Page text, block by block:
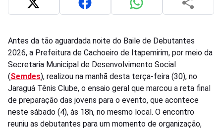
Antes da tão aguardada noite do Baile de Debutantes
2026, a Prefeitura de Cachoeiro de Itapemirim, por meio da
Secretaria Municipal de Desenvolvimento Social
(Semdes), realizou na manhã desta terça-feira (30), no
Jaraguá Tênis Clube, o ensaio geral que marcou a reta final
de preparação das jovens para o evento, que acontece
neste sábado (4), às 18h, no mesmo local. O encontro
reuniu as debutantes para um momento de organização,